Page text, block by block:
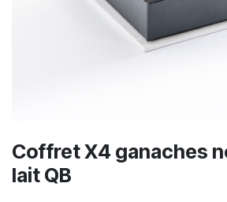
Coffret X4 ganaches
lait QB